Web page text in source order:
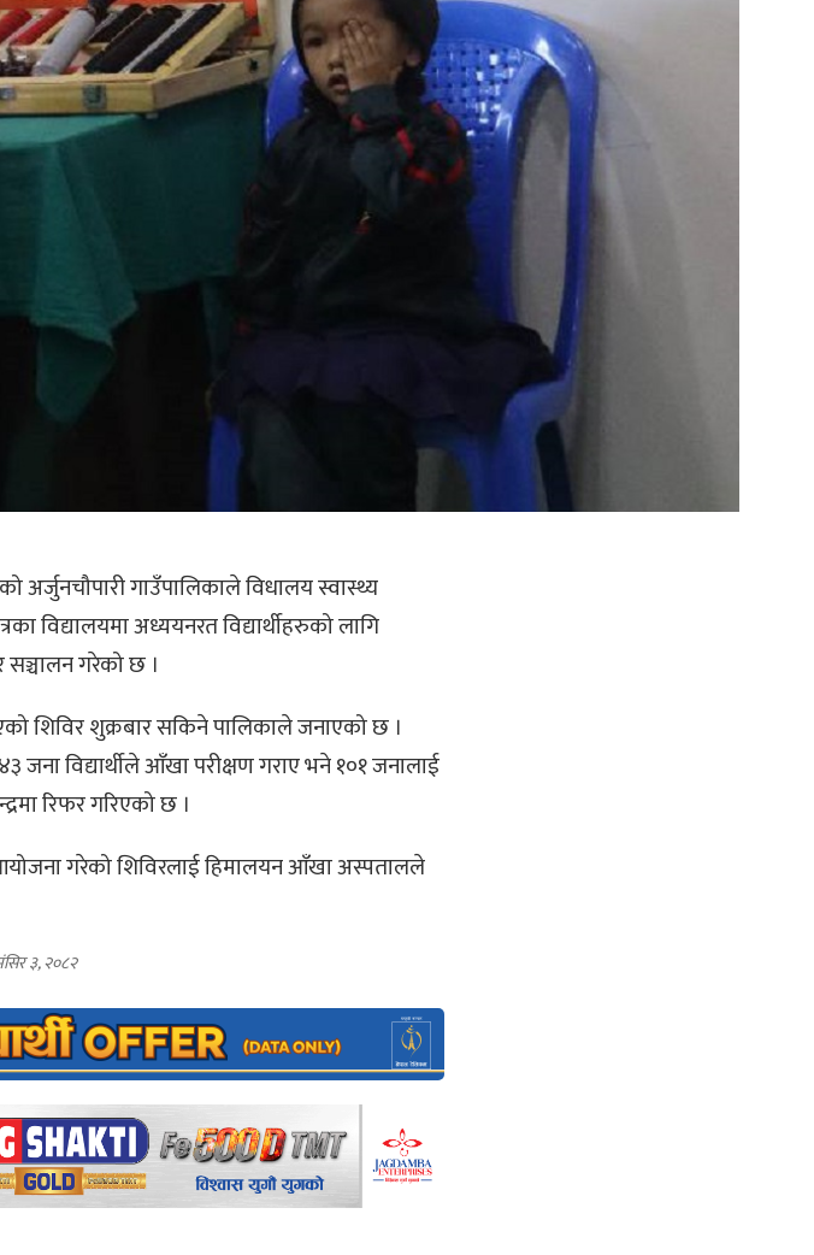
अर्जुनचौपारी गाउँपालिकाले विधालय स्वास्थ्य
विद्यालयमा अध्ययनरत विद्यार्थीहरुको लागि
गरेको छ ।
शिविर शुक्रबार सकिने पालिकाले जनाएको छ ।
जना विद्यार्थीले आँखा परीक्षण गराए भने १०१ जनालाई
रिफर गरिएको छ ।
गरेको शिविरलाई हिमालयन आँखा अस्पतालले
३, २०८२